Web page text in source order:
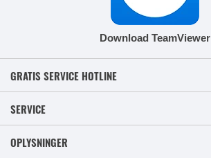
Download TeamViewer
GRATIS SERVICE HOTLINE
SERVICE
OPLYSNINGER